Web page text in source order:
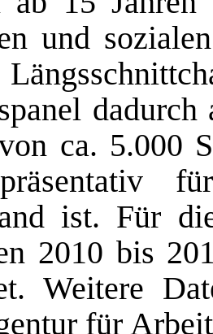
und
ca. 5.000
ist. Für
2010 bis
Weitere
für